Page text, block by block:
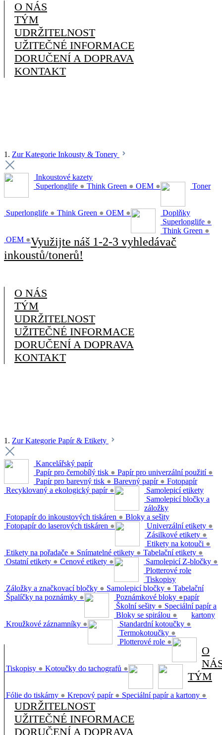
O NÁS
TÝM
UDRŽITELNOST
UŽITEČNÉ INFORMACE
DORUČENÍ A DOPRAVA
KONTAKT
1. Zur Kategorie Inkousty & Tonery
Inkoustové kazety
Superlonglife ● Think Green ● OEM ● Toner
Superlonglife ● Think Green ● OEM ●
Doplňky
Superlonglife ●
Think Green ●
OEM ●Využijte náš 1-2-3 vyhledávač
inkoustů/tonerů!
O NÁS
TÝM
UDRŽITELNOST
UŽITEČNÉ INFORMACE
DORUČENÍ A DOPRAVA
KONTAKT
1. Zur Kategorie Papír & Etikety
Kancelářský papír
Papír pro černobílý tisk ● Papír pro univerzální použití ●
Papír pro barevný tisk ● Barevný papír ●
Recyklovaný a ekologický papír ●
Fotopapír
Fotopapír do inkoustových tiskáren ●
Fotopapír do laserových tiskáren ●
Samolepicí etikety
Univerzální etikety ●
Zásilkové etikety ●
Etikety na kotouči ●
Etikety na pořadače ● Snímatelné etikety ● Tabelační etikety ●
Ostatní etikety ● Cenové etikety ●
Samolepicí bločky a
záložky
Samolepicí Z-bločky ●
Záložky a značkovací bločky ● Samolepicí bločky ●
Špalíčky na poznámky ●
Bloky a sešity
Poznámkové bloky ●
Školní sešity ●
Bloky se spirálou ●
Kroužkové záznamníky ●
Plotterové role
Standardní kotoučky ●
Termokotoučky ●
Plotterové role ●
Tiskopisy
Tiskopisy ● Kotoučky do tachografů ●
Tabelační
papír
Speciální papír a
kartony
Fólie do tiskárny ● Krepový papír ● Speciální papír a kartony ●
O
TÝM
UDRŽITELNOST
UŽITEČNÉ INFORMACE
DORUČENÍ A DOPRAVA